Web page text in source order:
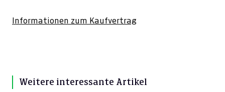
Informationen zum Kaufvertrag
Weitere interessante Artikel